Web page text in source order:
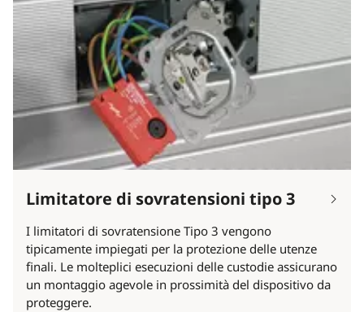
Limitatore di sovratensioni tipo 3
I limitatori di sovratensione Tipo 3 vengono
tipicamente impiegati per la protezione delle utenze
finali. Le molteplici esecuzioni delle custodie assicurano
un montaggio agevole in prossimità del dispositivo da
proteggere.